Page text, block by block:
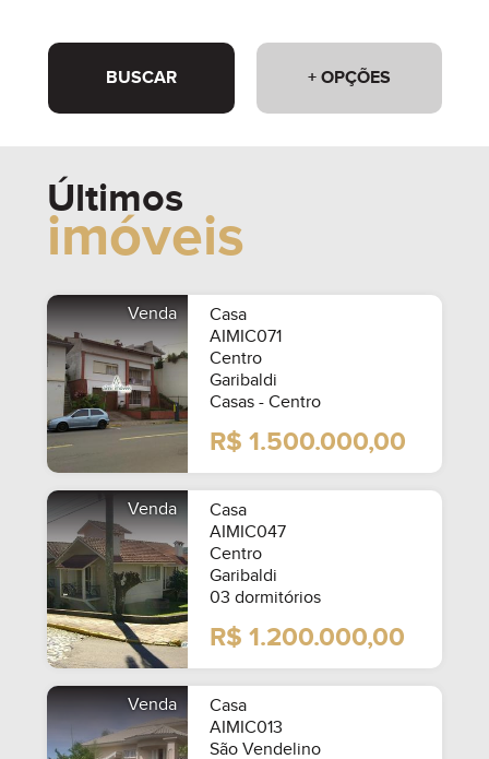
+ OPÇÕES
BUSCAR
Últimos
imóveis
Venda
Casa
AIMIC071
Centro
Garibaldi
Casas - Centro
R$ 1.500.000,00
Venda
Casa
AIMIC047
Centro
Garibaldi
03 dormitórios
R$ 1.200.000,00
Venda
Casa
AIMIC013
São Vendelino